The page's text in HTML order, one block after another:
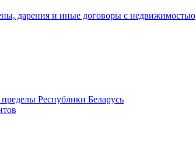
дарения и иные договоры с недвижимостью
Республики Беларусь